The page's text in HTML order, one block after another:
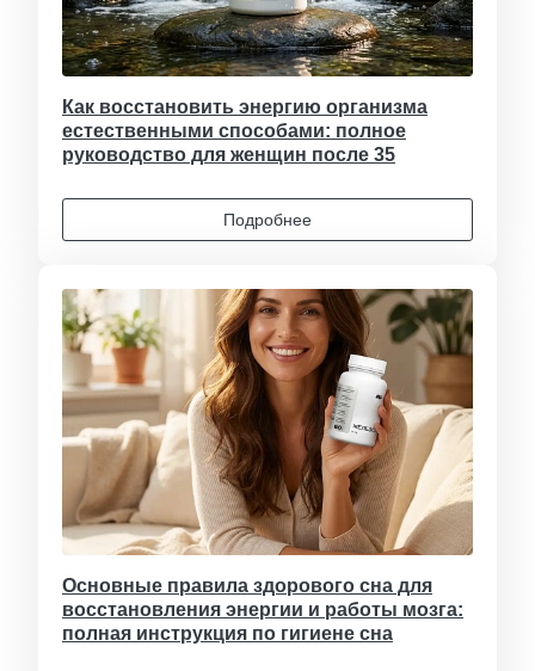
Как восстановить энергию организма
естественными способами: полное
руководство для женщин после 35
Подробнее
Основные правила здорового сна для
восстановления энергии и работы мозга:
полная инструкция по гигиене сна